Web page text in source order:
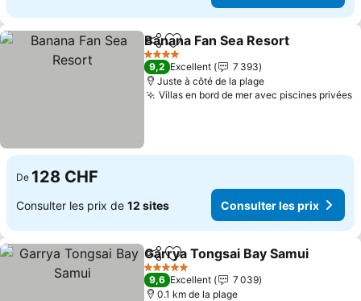
PartagerAjouter à mes favoris
Banana Fan Sea Resort
4 Étoiles
9,2 Excellent
7 393
Juste à côté de la plage
Villas en bord de mer avec piscines privées
De 128 CHF
Consulter les prix de 12 sites Consulter les prix
PartagerAjouter à mes favoris
Garrya Tongsai Bay Samui
5 Étoiles
9,6 Excellent
7 039
0.1 km de la plage